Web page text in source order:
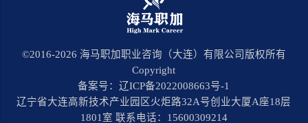
©2016-2026 海马职加职业咨询（大连）有限公司版权所有
Copyright
备案号：辽ICP备2022008663号-1
辽宁省大连高新技术产业园区火炬路32A号创业大厦A座18层
1801室 联系电话：15600309214